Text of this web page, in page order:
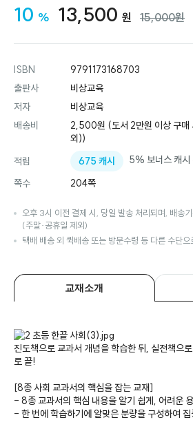
할인율
10 %
판매금액
13,500 원 15,000원
ISBN
9791173168703
출판사
비상교육
저자
비상교육
배송비
2,500원 (도서 2만원 이상 구매
외))
적립
675 캐시
5% 보너스 캐시
쪽수
204쪽
오후 3시 이전 결제 시, 당일 발송 처리되며, 배송
(주말·공휴일 제외)
택배 배송 외 퀵배송 또는 방문수령 등 다른 수단
교재소개
교재소개
진도책으로 교과서 개념을 학습한 뒤, 실전책으
로 끝!
[8종 사회 교과서의 핵심을 잡는 교재]
- 8종 교과서의 핵심 내용을 알기 쉽게, 어려운
- 한 번에 학습하기에 알맞은 분량을 구성하여